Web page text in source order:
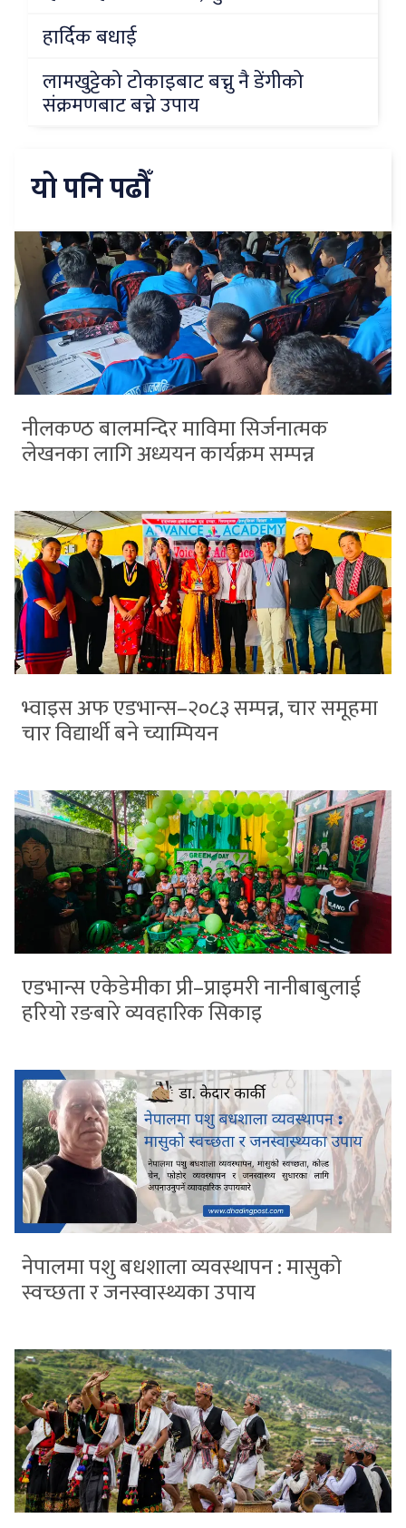
हार्दिक बधाई
लामखुट्टेको टोकाइबाट बच्नु नै डेंगीको
संक्रमणबाट बच्ने उपाय
यो पनि पढौँ
नीलकण्ठ बालमन्दिर माविमा सिर्जनात्मक
लेखनका लागि अध्ययन कार्यक्रम सम्पन्न
भ्वाइस अफ एडभान्स–२०८३ सम्पन्न, चार समूहमा
चार विद्यार्थी बने च्याम्पियन
एडभान्स एकेडेमीका प्री–प्राइमरी नानीबाबुलाई
हरियो रङबारे व्यवहारिक सिकाइ
नेपालमा पशु बधशाला व्यवस्थापन : मासुको
स्वच्छता र जनस्वास्थ्यका उपाय